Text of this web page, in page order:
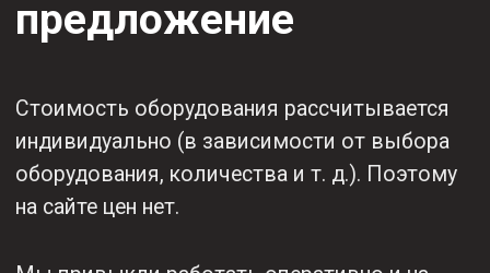
Я согласен с
ОТПРАВИТЬ ЗАЯВКУ